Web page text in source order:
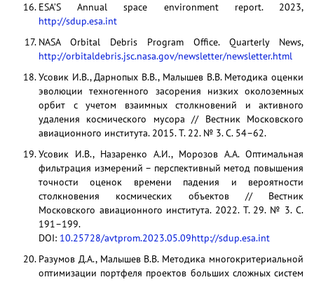
ESA’S Annual space environment report. 2023,
http://sdup.esa.int
NASA Orbital Debris Program Office. Quarterly News,
http://orbitaldebris.jsc.nasa.gov/newsletter/newsletter.html
Усовик И.В., Дарнопых В.В., Малышев В.В. Методика оценки
эволюции техногенного засорения низких околоземных
орбит с учетом взаимных столкновений и активного
удаления космического мусора // Вестник Московского
авиационного института. 2015. Т. 22. № 3. С. 54–62.
Усовик И.В., Назаренко А.И., Морозов А.А. Оптимальная
фильтрация измерений – перспективный метод повышения
точности оценок времени падения и вероятности
столкновения космических объектов // Вестник
Московского авиационного института. 2022. Т. 29. № 3. С.
191–199.
DOI: 10.25728/avtprom.2023.05.09http://sdup.esa.int
Разумов Д.А., Малышев В.В. Методика многокритериальной
оптимизации портфеля проектов больших сложных систем